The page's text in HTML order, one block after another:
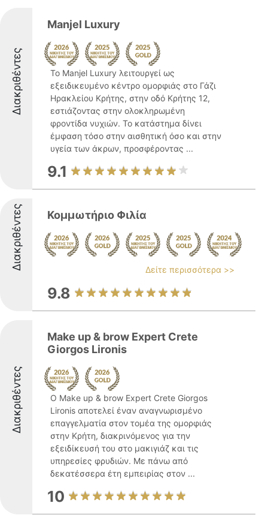
Διακριθέντες
Manjel Luxury
Το Manjel Luxury λειτουργεί ως
εξειδικευμένο κέντρο ομορφιάς στο Γάζι
Ηρακλείου Κρήτης, στην οδό Κρήτης 12,
εστιάζοντας στην ολοκληρωμένη
φροντίδα νυχιών. Το κατάστημα δίνει
έμφαση τόσο στην αισθητική όσο και στην
υγεία των άκρων, προσφέροντας ...
9.1
Διακριθέντες Κομμωτήριο Φιλία
Δείτε περισσότερα >>
9.8
Διακριθέντες
Make up & brow Expert Crete
Giorgos Lironis
Ο Make up & brow Expert Crete Giorgos
Lironis αποτελεί έναν αναγνωρισμένο
επαγγελματία στον τομέα της ομορφιάς
στην Κρήτη, διακρινόμενος για την
εξειδίκευσή του στο μακιγιάζ και τις
υπηρεσίες φρυδιών. Με πάνω από
δεκατέσσερα έτη εμπειρίας στον ...
10